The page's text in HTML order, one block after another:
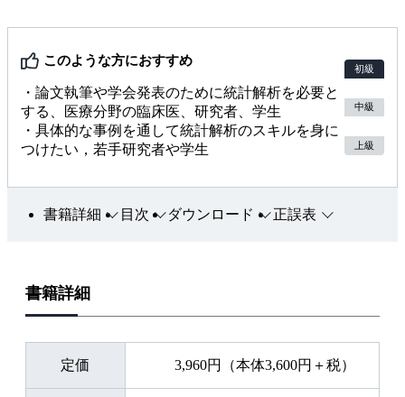
このような方におすすめ
・論文執筆や学会発表のために統計解析を必要と
する、医療分野の臨床医、研究者、学生
・具体的な事例を通して統計解析のスキルを身に
つけたい，若手研究者や学生
初級
中級
上級
書籍詳細 目次 ダウンロード 正誤表
書籍詳細
定価 3,960円（本体3,600円＋税）